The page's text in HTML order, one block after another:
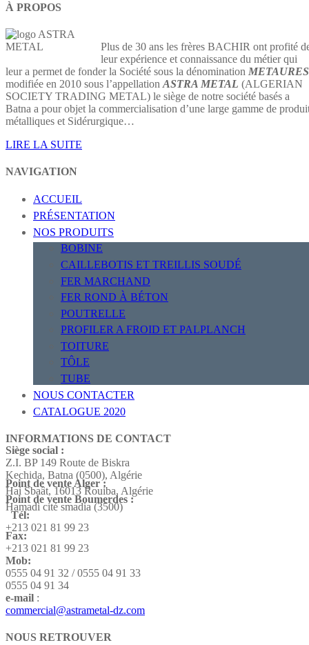
À PROPOS
Plus de 30 ans les frères BACHIR ont profité
leur expérience et connaissance du métier qui
leur a permet de fonder la Société sous la dénomination METAURES
modifiée en 2010 sous l’appellation ASTRA METAL (ALGERIAN
SOCIETY TRADING METAL) le siège de notre société basés a
Batna a pour objet la commercialisation d’une large gamme de
métalliques et Sidérurgique…
LIRE LA SUITE
NAVIGATION
ACCUEIL
PRÉSENTATION
NOS PRODUITS
BOBINE
CAILLEBOTIS ET TREILLIS SOUDÉ
FER MARCHAND
FER ROND À BÉTON
POUTRELLE
PROFILER A FROID ET PALPLANCH
TOITURE
TÔLE
TUBE
NOUS CONTACTER
CATALOGUE 2020
INFORMATIONS DE CONTACT
Siège social :
Z.I. BP 149 Route de Biskra
Kechida, Batna (0500), Algérie
Point de vente Alger :
Hai Sbaât, 16013 Rouiba, Algérie
Point de vente Boumerdes :
Hamadi cité smadia (3500)
Tél:
+213 021 81 99 23
Fax:
+213 021 81 99 23
Mob:
0555 04 91 32 / 0555 04 91 33
0555 04 91 34
e-mail :
commercial@astrametal-dz.com
NOUS RETROUVER